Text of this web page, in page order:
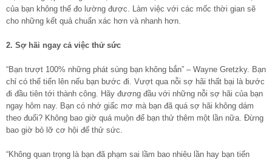
của bạn không thể đo lường được. Làm việc với các mốc thời gian sẽ
cho những kết quả chuẩn xác hơn và nhanh hơn.
2. Sợ hãi ngay cả việc thử sức
“Bạn trượt 100% những phát súng bạn không bắn” – Wayne Gretzky. Bạn
chỉ có thể tiến lên nếu bạn bước đi. Vượt qua nỗi sợ hãi thất bại là bước
đi đầu tiên tới thành công. Hãy đương đầu với những nỗi sợ hãi của bạn
ngay hôm nay. Bạn có nhớ giấc mơ mà bạn đã quá sợ hãi không dám
theo đuổi? Không bao giờ quá muộn để bạn thử thêm một lần nữa. Đừng
bao giờ bỏ lỡ cơ hội để thử sức.
“Không quan trọng là bạn đã phạm sai lầm bao nhiêu lần hay bạn tiến